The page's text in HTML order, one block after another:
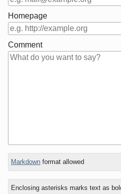
Homepage
Comment
In
reply
to
What
is
five
Markdownformat allowed
Enclosing asterisks marks text as